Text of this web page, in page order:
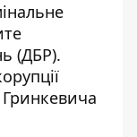
(ДБР).
Гринкевича